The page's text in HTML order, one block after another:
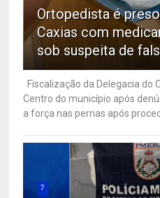
Ortopedista é
Caxias com
sob suspeita de
Fiscalização da Delegacia do
Centro do município após
a força nas pernas após
7